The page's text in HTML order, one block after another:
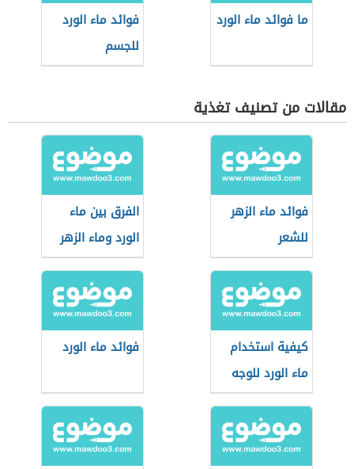
ما فوائد ماء الورد
فوائد ماء الورد
للجسم
مقالات من تصنيف تغذية
فوائد ماء الزهر
للشعر
الفرق بين ماء
الورد وماء الزهر
كيفية استخدام
ماء الورد للوجه
فوائد ماء الورد